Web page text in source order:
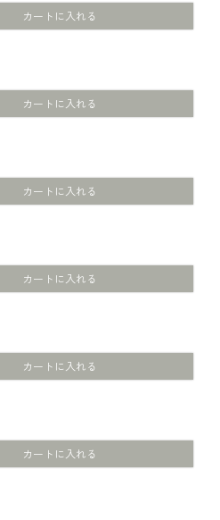
カートに入れる
カートに入れる
カートに入れる
カートに入れる
カートに入れる
カートに入れる